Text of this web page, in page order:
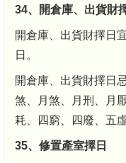
34、開倉庫、出貨財
開倉庫、出貨財擇日
日。
開倉庫、出貨財擇日
煞、月煞、月刑、月
耗、四窮、四廢、五
35、修置產室擇日